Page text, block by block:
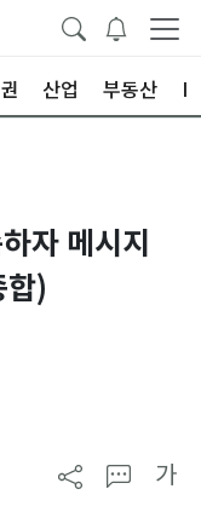
산업 부동산
자 메시지
)
가